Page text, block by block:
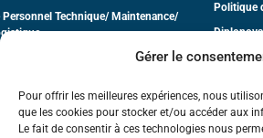
Gérer le
Pour offrir les meilleures expériences, nous
que les cookies pour stocker et/ou accéder aux
Le fait de consentir à ces technologies nous
Personnel Technique/ Maintenance/
Politique
Diplonova
CGV